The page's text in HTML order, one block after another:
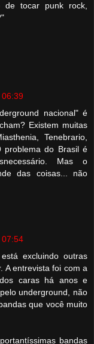
tocar punk rock,
06:39
nacional" é
Existem muitas
Tenebrario,
problema do Brasil é
Mas o
das coisas... não
07:54
excluindo outras
A entrevista foi com a
caras há anos e
underground, não
que você muito
bandas